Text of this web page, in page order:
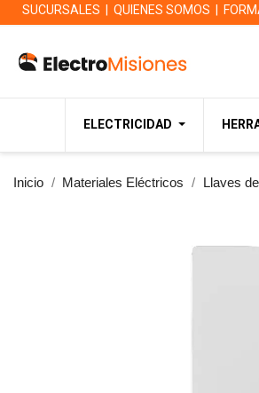
SUCURSALES QUIENES SOMOS
ELECTRICIDAD
Inicio Materiales Eléctricos Llaves